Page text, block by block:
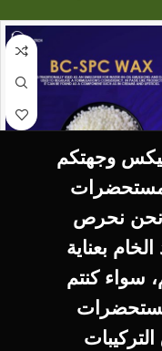
وجهتكم
نحن نحرص
بعناية
سواء كنتم
SELECT
BC-SPC wax
wax
WAX